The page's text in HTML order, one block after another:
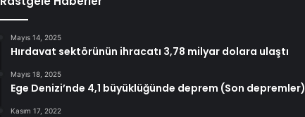
Mayıs 14, 2025
Hırdavat sektörünün ihracatı 3,78 milyar dolara ulaştı
Mayıs 18, 2025
Ege Denizi’nde 4,1 büyüklüğünde deprem (Son depremler)
Kasım 17, 2022